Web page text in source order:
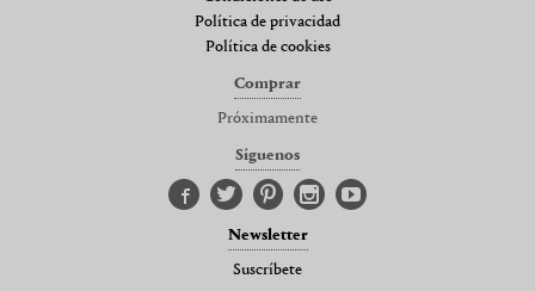
Política de privacidad
Política de cookies
Comprar
Próximamente
Síguenos
Newsletter
Suscríbete